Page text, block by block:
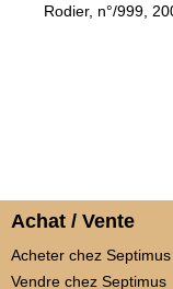
Rodier, n°/999,
Achat / Vente
Acheter chez Septimus
Vendre chez Septimus